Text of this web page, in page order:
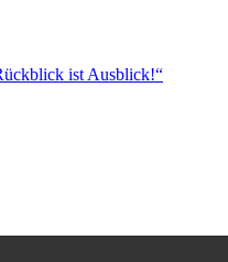
ist Ausblick!“